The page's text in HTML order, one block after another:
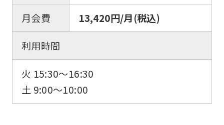
月会費
13,420円/月(税込)
利用時間
火 15:30〜16:30
土 9:00〜10:00